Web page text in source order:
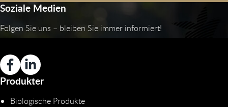
Soziale Medien
Folgen Sie uns – bleiben Sie immer informiert!
Produkter
Biologische Produkte